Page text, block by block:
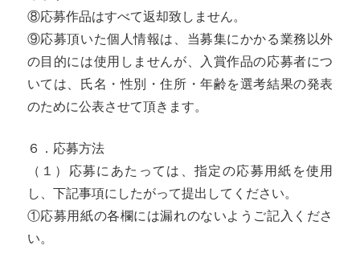
⑧応募作品はすべて返却致しません。
⑨応募頂いた個人情報は、当募集にかかる業務以外
の目的には使用しませんが、入賞作品の応募者につ
いては、氏名・性別・住所・年齢を選考結果の発表
のために公表させて頂きます。
６．応募方法
（１）応募にあたっては、指定の応募用紙を使用
し、下記事項にしたがって提出してください。
①応募用紙の各欄には漏れのないようご記入くださ
い。